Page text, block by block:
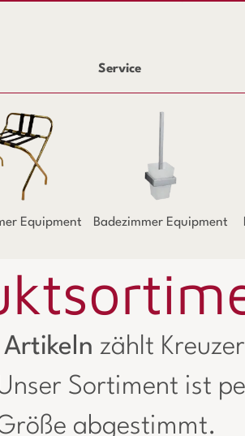
Service
Equipment Badezimmer Equipment
zählt
Sortiment ist
abgestimmt.